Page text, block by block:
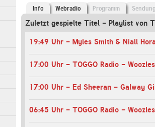
Info Webradio Programm
Zuletzt gespielte Titel - Playlist von
19:49 Uhr - Myles Smith & Niall
17:00 Uhr - TOGGO Radio -
17:00 Uhr - Ed Sheeran - Galway
06:45 Uhr - TOGGO Radio -